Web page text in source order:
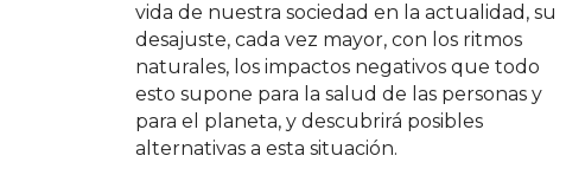
vida de nuestra sociedad en la actualidad, su
desajuste, cada vez mayor, con los ritmos
naturales, los impactos negativos que todo
esto supone para la salud de las personas y
para el planeta, y descubrirá posibles
alternativas a esta situación.